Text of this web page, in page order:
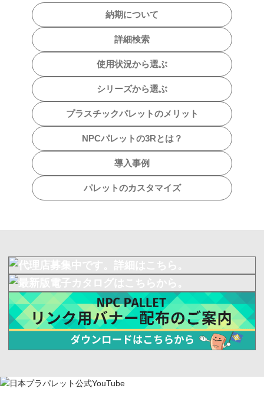
納期について
詳細検索
使用状況から選ぶ
シリーズから選ぶ
プラスチックパレットのメリット
NPCパレットの3Rとは？
導入事例
パレットのカスタマイズ